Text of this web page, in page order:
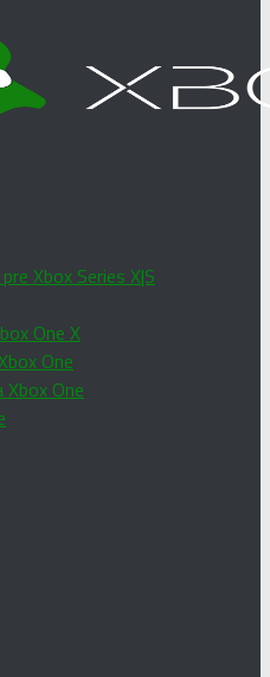
Xbox Series X|S
One X
One
Xbox One